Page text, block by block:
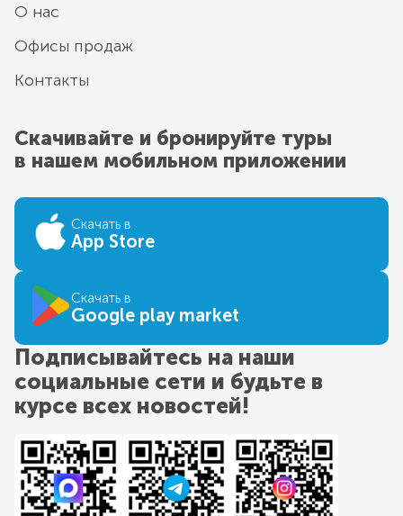
О нас
Офисы продаж
Контакты
Скачивайте и бронируйте туры
в нашем мобильном приложении
Скачать в
App Store
Скачать в
Google play market
Подписывайтесь на наши
социальные сети и будьте в
курсе всех новостей!